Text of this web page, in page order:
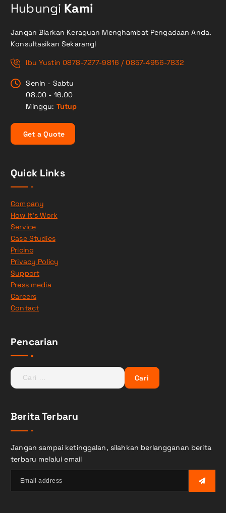
Hubungi Kami
Jangan Biarkan Keraguan Menghambat Pengadaan Anda.
Konsultasikan Sekarang!
Ibu Yustin 0878-7277-9816 / 0857-4956-7832
Senin - Sabtu
08.00 - 16.00
Minggu: Tutup
Get a Quote
Quick Links
Company
How it’s Work
Service
Case Studies
Pricing
Privacy Policy
Support
Press media
Careers
Contact
Pencarian
C
a
u
n
u
k
Berita Terbaru
Jangan sampai ketinggalan, silahkan berlangganan berita
terbaru melalui email